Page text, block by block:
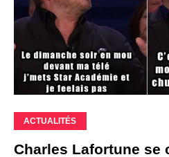
ACTUALITÉS
Charles Lafortune se